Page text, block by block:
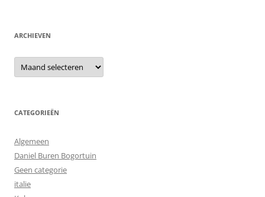
ARCHIEVEN
Archieven
CATEGORIEËN
Algemeen
Daniel Buren Bogortuin
Geen categorie
italie